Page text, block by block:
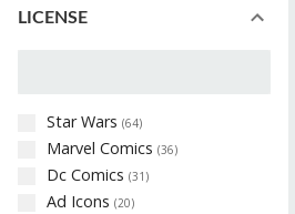
LICENSE
Star Wars (64)
Marvel Comics (36)
Dc Comics (31 )
Ad Icons (20)